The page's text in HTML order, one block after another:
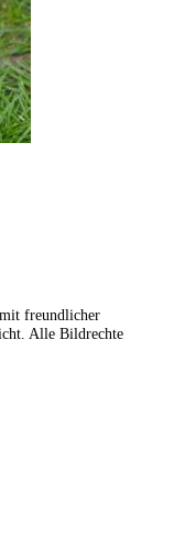
freundlicher
Alle Bildrechte